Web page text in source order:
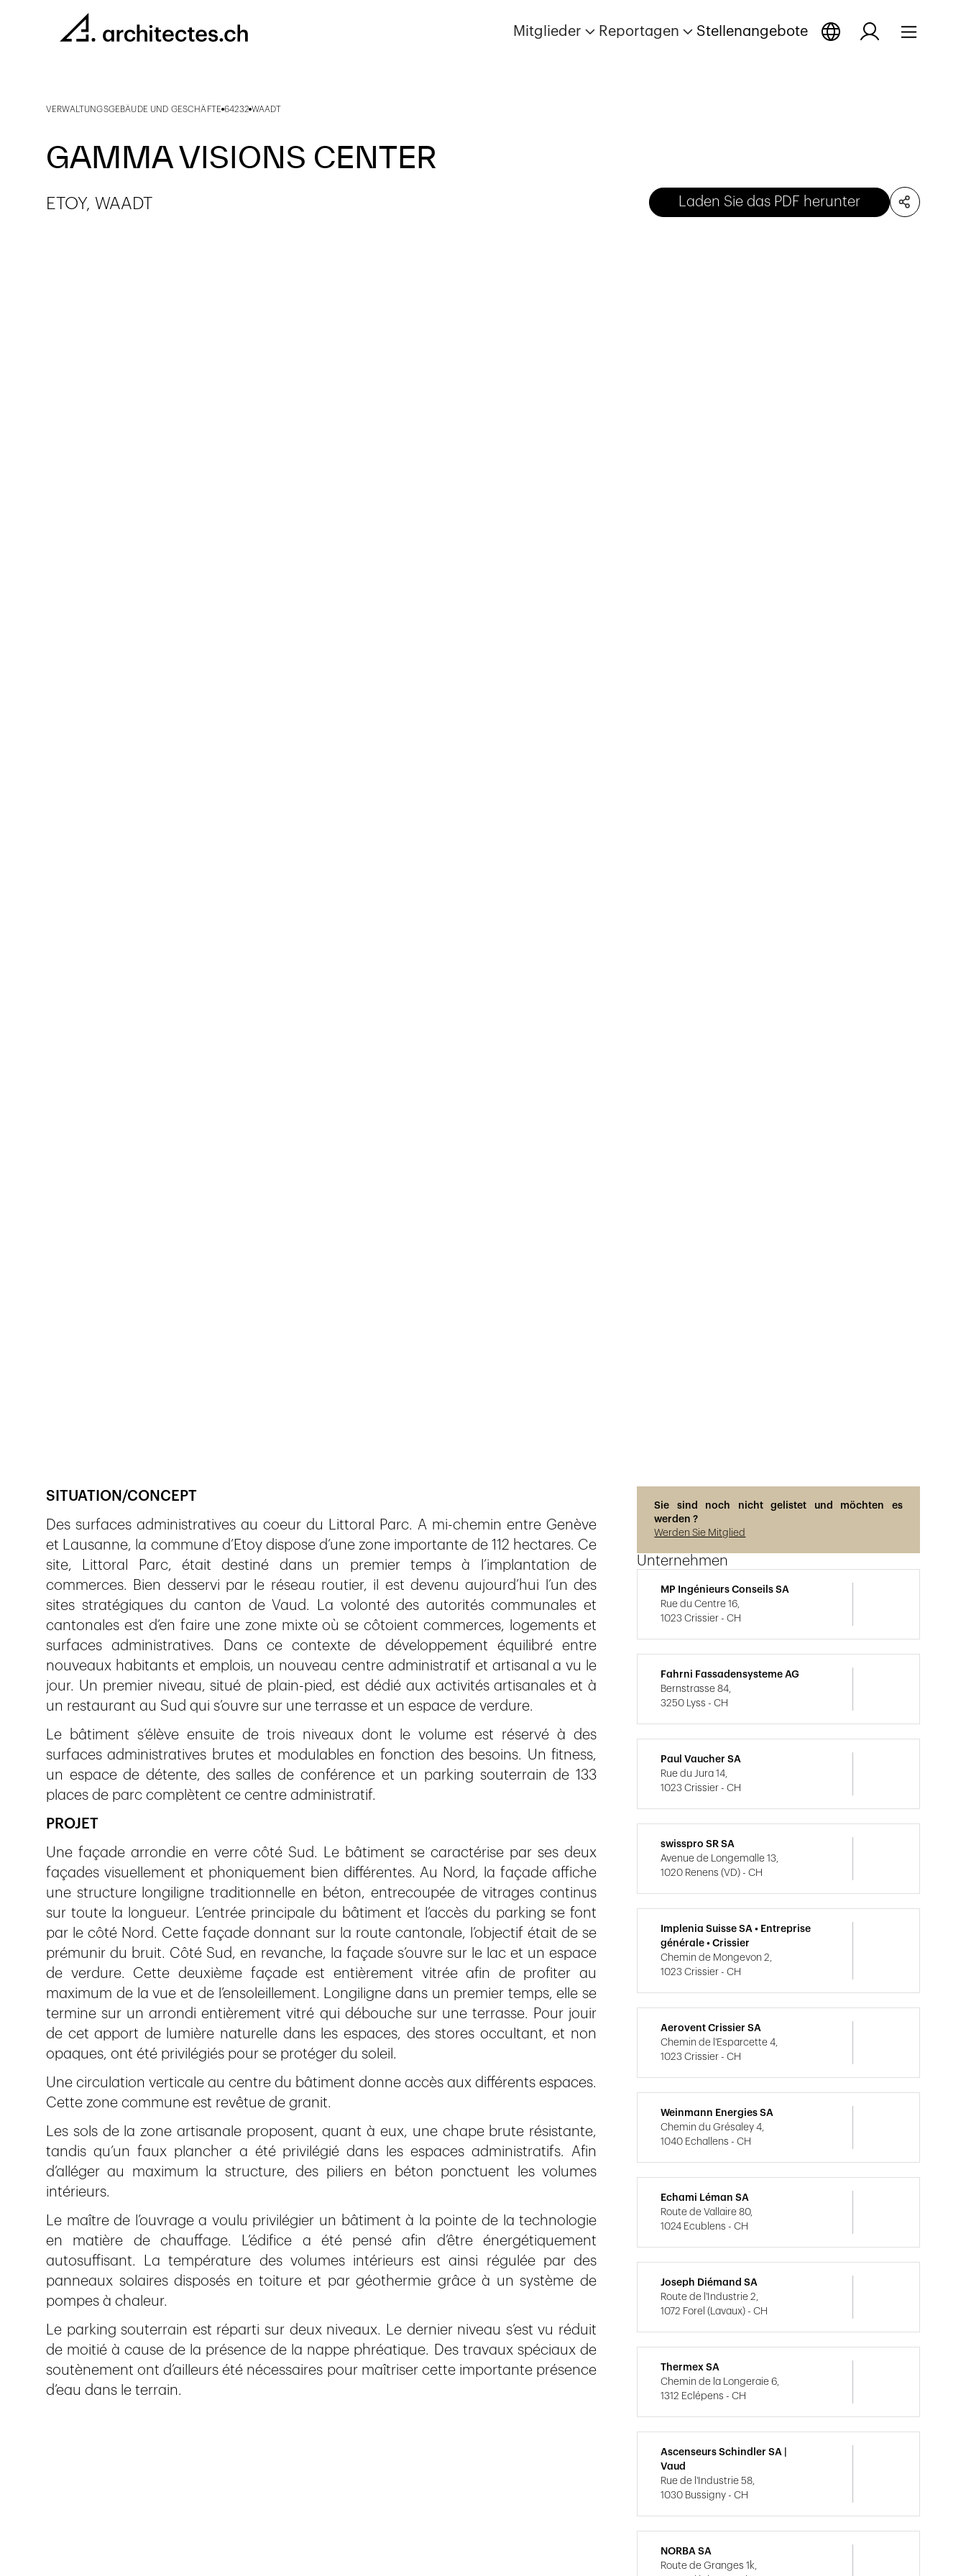
Mitglieder Reportagen Stellenangebote
VERWALTUNGSGEBÄUDE UND GESCHÄFTE 64232 WAADT
GAMMA VISIONS CENTER
ETOY, WAADT Laden Sie das PDF herunter
SITUATION/CONCEPT
Des surfaces administratives au coeur du Littoral Parc. A mi-chemin entre Genève
et Lausanne, la commune d’Etoy dispose d’une zone importante de 112 hectares. Ce
site, Littoral Parc, était destiné dans un premier temps à l’implantation de
commerces. Bien desservi par le réseau routier, il est devenu aujourd’hui l’un des
sites stratégiques du canton de Vaud. La volonté des autorités communales et
cantonales est d’en faire une zone mixte où se côtoient commerces, logements et
surfaces administratives. Dans ce contexte de développement équilibré entre
nouveaux habitants et emplois, un nouveau centre administratif et artisanal a vu le
jour. Un premier niveau, situé de plain-pied, est dédié aux activités artisanales et à
un restaurant au Sud qui s’ouvre sur une terrasse et un espace de verdure.
Le bâtiment s’élève ensuite de trois niveaux dont le volume est réservé à des
surfaces administratives brutes et modulables en fonction des besoins. Un fitness,
un espace de détente, des salles de conférence et un parking souterrain de 133
places de parc complètent ce centre administratif.
PROJET
Une façade arrondie en verre côté Sud. Le bâtiment se caractérise par ses deux
façades visuellement et phoniquement bien différentes. Au Nord, la façade affiche
une structure longiligne traditionnelle en béton, entrecoupée de vitrages continus
sur toute la longueur. L’entrée principale du bâtiment et l’accès du parking se font
par le côté Nord. Cette façade donnant sur la route cantonale, l’objectif était de se
prémunir du bruit. Côté Sud, en revanche, la façade s’ouvre sur le lac et un espace
de verdure. Cette deuxième façade est entièrement vitrée afin de profiter au
maximum de la vue et de l’ensoleillement. Longiligne dans un premier temps, elle se
termine sur un arrondi entièrement vitré qui débouche sur une terrasse. Pour jouir
de cet apport de lumière naturelle dans les espaces, des stores occultant, et non
opaques, ont été privilégiés pour se protéger du soleil.
Une circulation verticale au centre du bâtiment donne accès aux différents espaces.
Cette zone commune est revêtue de granit.
Les sols de la zone artisanale proposent, quant à eux, une chape brute résistante,
tandis qu’un faux plancher a été privilégié dans les espaces administratifs. Afin
d’alléger au maximum la structure, des piliers en béton ponctuent les volumes
intérieurs.
Le maître de l’ouvrage a voulu privilégier un bâtiment à la pointe de la technologie
en matière de chauffage. L’édifice a été pensé afin d’être énergétiquement
autosuffisant. La température des volumes intérieurs est ainsi régulée par des
panneaux solaires disposés en toiture et par géothermie grâce à un système de
pompes à chaleur.
Le parking souterrain est réparti sur deux niveaux. Le dernier niveau s’est vu réduit
de moitié à cause de la présence de la nappe phréatique. Des travaux spéciaux de
soutènement ont d’ailleurs été nécessaires pour maîtriser cette importante présence
d’eau dans le terrain.
Sie sind noch nicht gelistet und möchten es
werden ?
Werden Sie Mitglied
Unternehmen
MP Ingénieurs Conseils SA
Rue du Centre 16,
1023 Crissier - CH
Fahrni Fassadensysteme AG
Bernstrasse 84,
3250 Lyss - CH
Paul Vaucher SA
Rue du Jura 14,
1023 Crissier - CH
swisspro SR SA
Avenue de Longemalle 13,
1020 Renens (VD) - CH
Implenia Suisse SA • Entreprise
générale • Crissier
Chemin de Mongevon 2,
1023 Crissier - CH
Aerovent Crissier SA
Chemin de l'Esparcette 4,
1023 Crissier - CH
Weinmann Energies SA
Chemin du Grésaley 4,
1040 Echallens - CH
Echami Léman SA
Route de Vallaire 80,
1024 Ecublens - CH
Joseph Diémand SA
Route de l'Industrie 2,
1072 Forel (Lavaux) - CH
Thermex SA
Chemin de la Longeraie 6,
1312 Eclépens - CH
Ascenseurs Schindler SA |
Vaud
Rue de l'Industrie 58,
1030 Bussigny - CH
NORBA SA
Route de Granges 1k,